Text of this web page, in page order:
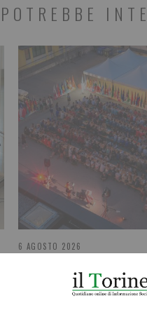
POTREBBE
6 AGOSTO 2026
Successo per i